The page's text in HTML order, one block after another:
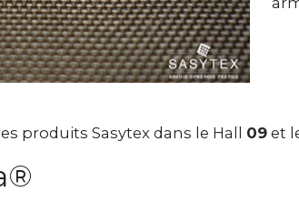
produits Sasytex dans le Hall 09 et